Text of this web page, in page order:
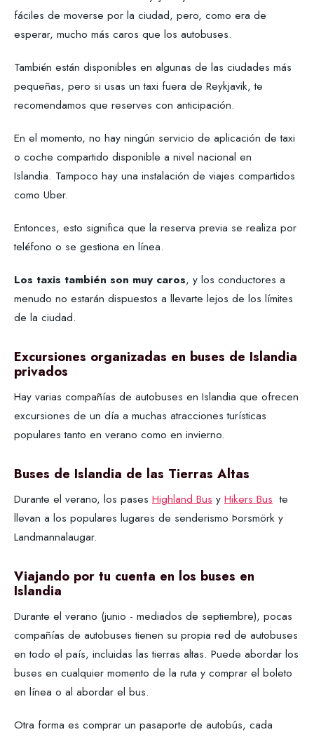
fáciles de moverse por la ciudad, pero, como era de
esperar, mucho más caros que los autobuses.
También están disponibles en algunas de las ciudades más
pequeñas, pero si usas un taxi fuera de Reykjavik, te
recomendamos que reserves con anticipación.
En el momento, no hay ningún servicio de aplicación de taxi
o coche compartido disponible a nivel nacional en
Islandia. Tampoco hay una instalación de viajes compartidos
como Uber.
Entonces, esto significa que la reserva previa se realiza por
teléfono o se gestiona en línea.
Los taxis también son muy caros, y los conductores a
menudo no estarán dispuestos a llevarte lejos de los límites
de la ciudad.
Excursiones organizadas en buses de Islandia
privados
Hay varias compañías de autobuses en Islandia que ofrecen
excursiones de un día a muchas atracciones turísticas
populares tanto en verano como en invierno.
Buses de Islandia de las Tierras Altas
Durante el verano, los pases Highland Bus y Hikers Bus te
llevan a los populares lugares de senderismo Þorsmörk y
Landmannalaugar.
Viajando por tu cuenta en los buses en
Islandia
Durante el verano (junio - mediados de septiembre), pocas
compañías de autobuses tienen su propia red de autobuses
en todo el país, incluidas las tierras altas. Puede abordar los
buses en cualquier momento de la ruta y comprar el boleto
en línea o al abordar el bus.
Otra forma es comprar un pasaporte de autobús, cada